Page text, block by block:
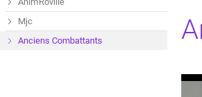
Mjc
Anciens Combattants